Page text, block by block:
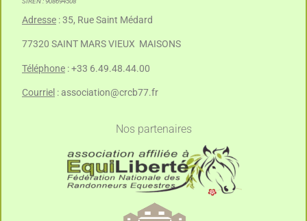
Adresse : 35, Rue Saint Médard
77320 SAINT MARS VIEUX MAISONS
Téléphone : +33 6.49.48.44.00
Courriel :association@crcb77.fr
Nos partenaires